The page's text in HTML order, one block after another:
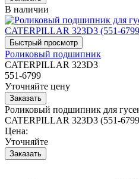
В наличии
Роликовый подшипник
CATERPILLAR 323D3
551-6799
Уточняйте цену
Роликовый подшипник для
CATERPILLAR 323D3 (551-
Цена:
Уточняйте